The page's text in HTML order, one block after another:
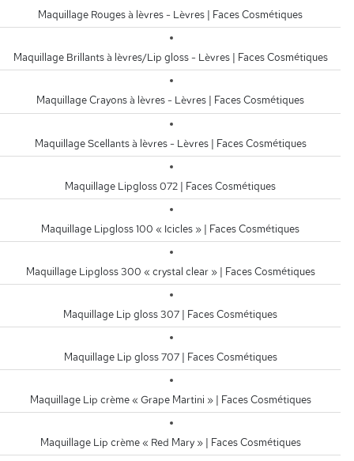
Maquillage Rouges à lèvres - Lèvres | Faces Cosmétiques
Maquillage Brillants à lèvres/Lip gloss - Lèvres | Faces Cosmétiques
Maquillage Crayons à lèvres - Lèvres | Faces Cosmétiques
Maquillage Scellants à lèvres - Lèvres | Faces Cosmétiques
Maquillage Lipgloss 072 | Faces Cosmétiques
Maquillage Lipgloss 100 « Icicles » | Faces Cosmétiques
Maquillage Lipgloss 300 « crystal clear » | Faces Cosmétiques
Maquillage Lip gloss 307 | Faces Cosmétiques
Maquillage Lip gloss 707 | Faces Cosmétiques
Maquillage Lip crème « Grape Martini » | Faces Cosmétiques
Maquillage Lip crème « Red Mary » | Faces Cosmétiques